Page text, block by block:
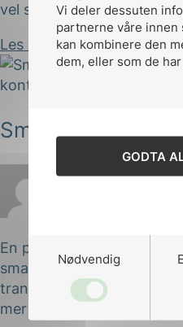
Vi deler dessuten
partnerne våre innen
kan kombinere den
dem, eller som de
GODTA
Nødvendig
vel som i Brugge (Belgia)
Les innlegg
Smartere enn en
En planet med millioner
smartbyer blir teknologi
transport og annen
mer effektive. Med full